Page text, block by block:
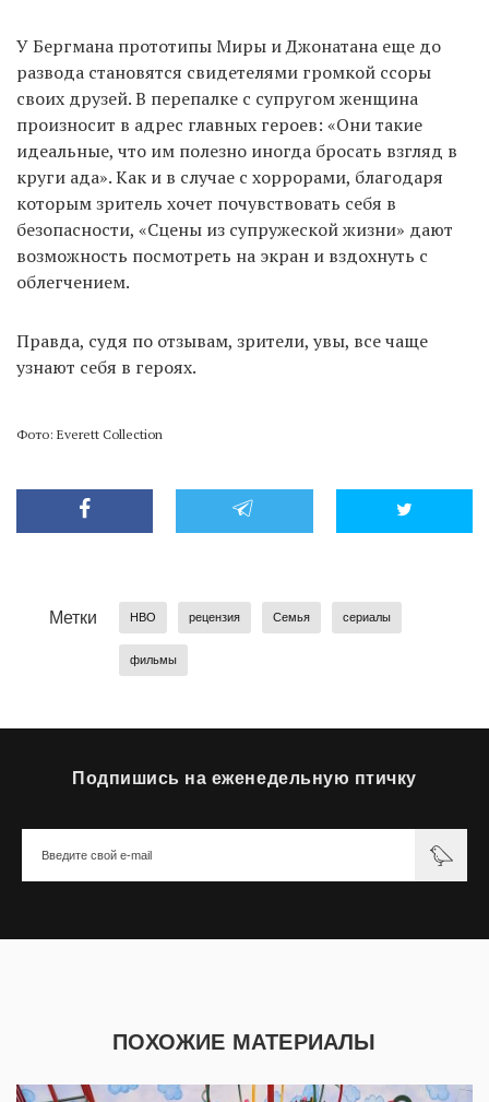
У Бергмана прототипы Миры и Джонатана еще до
развода становятся свидетелями громкой ссоры
своих друзей. В перепалке с супругом женщина
произносит в адрес главных героев: «Они такие
идеальные, что им полезно иногда бросать взгляд в
круги ада». Как и в случае с хоррорами, благодаря
которым зритель хочет почувствовать себя в
безопасности, «Сцены из супружеской жизни» дают
возможность посмотреть на экран и вздохнуть с
облегчением.
Правда, судя по отзывам, зрители, увы, все чаще
узнают себя в героях.
Фото: Everett Collection
Метки HBO рецензия Семья сериалы
фильмы
Подпишись на еженедельную птичку
ПОХОЖИЕ МАТЕРИАЛЫ